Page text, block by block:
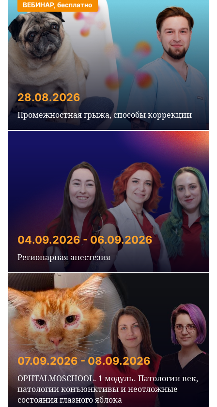
ВЕБИНАР, бесплатно
28.08.2026
Промежностная грыжа, способы коррекции
04.09.2026 - 06.09.2026
Регионарная анестезия
07.09.2026 - 08.09.2026
OPHTALMOSCHOOL. 1 модуль. Патологии век,
патологии конъюнктивы и неотложные
состояния глазного яблока